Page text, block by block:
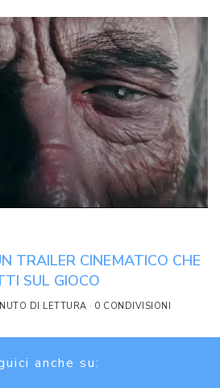
TRAILER CINEMATICO CHE
SUL GIOCO
DI LETTURA 0 CONDIVISIONI
anche su: